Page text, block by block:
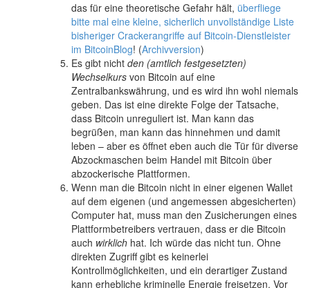
das für eine theoretische Gefahr hält, überfliege
bitte mal eine kleine, sicherlich unvollständige Liste
bisheriger Crackerangriffe auf Bitcoin-Dienstleister
im BitcoinBlog! (Archivversion)
Es gibt nicht den (amtlich festgesetzten)
Wechselkurs von Bitcoin auf eine
Zentralbankswährung, und es wird ihn wohl niemals
geben. Das ist eine direkte Folge der Tatsache,
dass Bitcoin unreguliert ist. Man kann das
begrüßen, man kann das hinnehmen und damit
leben – aber es öffnet eben auch die Tür für diverse
Abzockmaschen beim Handel mit Bitcoin über
abzockerische Plattformen.
Wenn man die Bitcoin nicht in einer eigenen Wallet
auf dem eigenen (und angemessen abgesicherten)
Computer hat, muss man den Zusicherungen eines
Plattformbetreibers vertrauen, dass er die Bitcoin
auch wirklich hat. Ich würde das nicht tun. Ohne
direkten Zugriff gibt es keinerlei
Kontrollmöglichkeiten, und ein derartiger Zustand
kann erhebliche kriminelle Energie freisetzen. Vor